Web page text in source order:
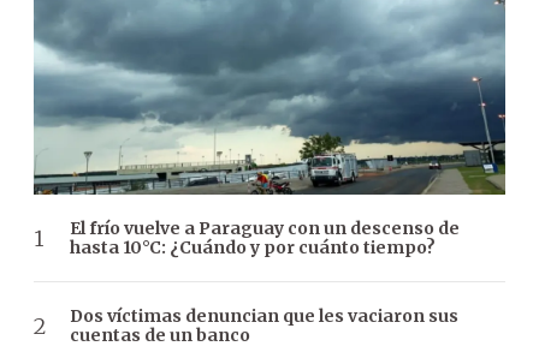
El frío vuelve a Paraguay con un descenso de
hasta 10°C: ¿Cuándo y por cuánto tiempo?
Dos víctimas denuncian que les vaciaron sus
cuentas de un banco